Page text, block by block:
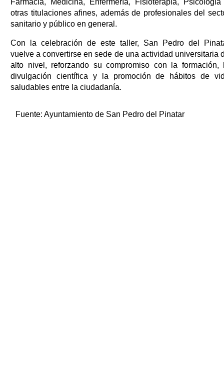
otras titulaciones afines, además de profesionales del
sanitario y público en general.
Con la celebración de este taller, San Pedro del
vuelve a convertirse en sede de una actividad universitaria
alto nivel, reforzando su compromiso con la formación,
divulgación científica y la promoción de hábitos de
saludables entre la ciudadanía.
Fuente: Ayuntamiento de San Pedro del Pinatar